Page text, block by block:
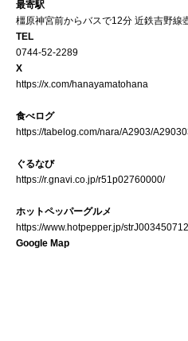
最寄駅
橿原神宮前からバスで12分 近鉄吉野線
TEL
0744-52-2289
X
https://x.com/hanayamatohana
食べログ
https://tabelog.com/nara/A2903/
ぐるなび
https://r.gnavi.co.jp/r51p02760000/
ホットペッパーグルメ
https://www.hotpepper.jp/
Google Map